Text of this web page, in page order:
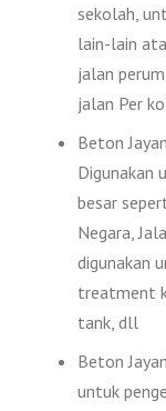
sekolah,
lain-lain
jalan
jalan Per
Beton
Digunakan
besar
Negara,
digunakan
treatment
tank, dll
Beton
untuk